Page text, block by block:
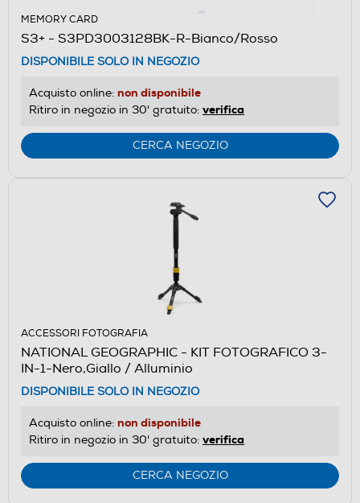
MEMORY CARD
S3+ - S3PD3003128BK-R-Bianco/Rosso
DISPONIBILE SOLO IN NEGOZIO
Acquisto online: non disponibile
Ritiro in negozio in 30' gratuito: verifica
CERCA NEGOZIO
ACCESSORI FOTOGRAFIA
NATIONAL GEOGRAPHIC - KIT FOTOGRAFICO 3-
IN-1-Nero,Giallo / Alluminio
DISPONIBILE SOLO IN NEGOZIO
Acquisto online: non disponibile
Ritiro in negozio in 30' gratuito: verifica
CERCA NEGOZIO